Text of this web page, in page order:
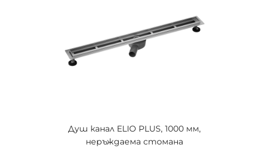
Душ канал ELIO PLUS, 1000 мм,
неръждаема стомана